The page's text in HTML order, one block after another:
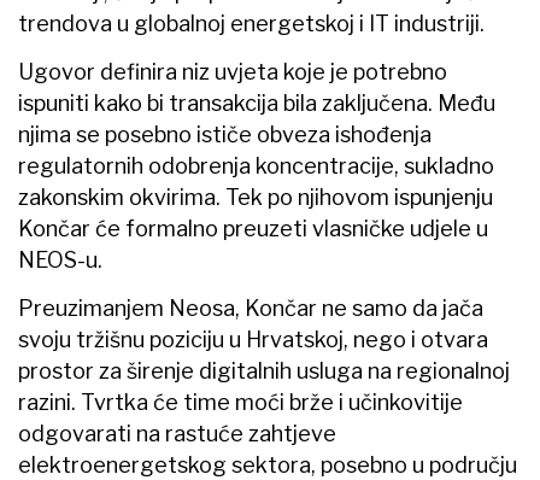
trendova u globalnoj energetskoj i IT industriji.
Ugovor definira niz uvjeta koje je potrebno
ispuniti kako bi transakcija bila zaključena. Među
njima se posebno ističe obveza ishođenja
regulatornih odobrenja koncentracije, sukladno
zakonskim okvirima. Tek po njihovom ispunjenju
Končar će formalno preuzeti vlasničke udjele u
NEOS-u.
Preuzimanjem Neosa, Končar ne samo da jača
svoju tržišnu poziciju u Hrvatskoj, nego i otvara
prostor za širenje digitalnih usluga na regionalnoj
razini. Tvrtka će time moći brže i učinkovitije
odgovarati na rastuće zahtjeve
elektroenergetskog sektora, posebno u području